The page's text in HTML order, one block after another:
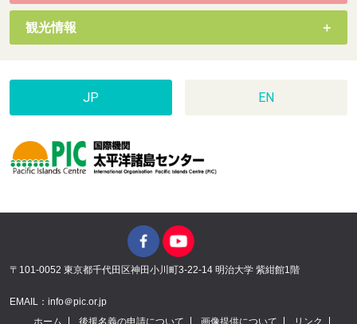
観光情報
JP EN
〒101-0052 東京都千代田区神田小川町3-22-14 明治大学 紫紺館1階
EMAIL：info＠pic.or.jp
ホーム
後援名義の申請について 画像提供について リンク